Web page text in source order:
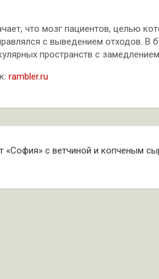
что мозг пациентов, целью
с выведением отходов. В
пространств с
rambler.ru
«София» с ветчиной и копченым